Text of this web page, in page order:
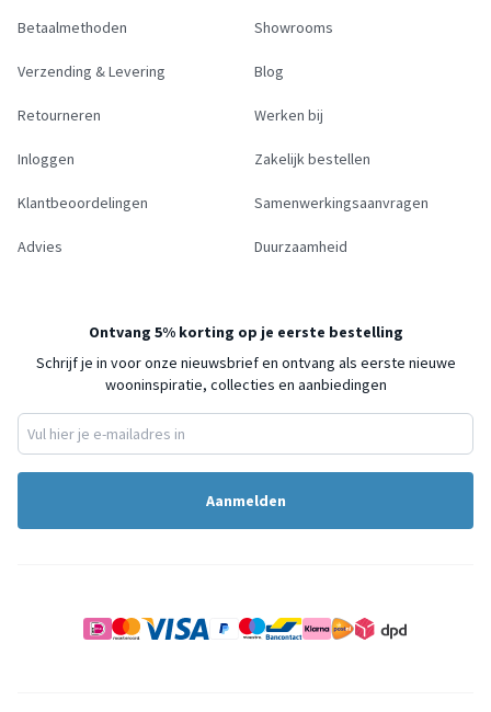
Betaalmethoden
Verzending & Levering
Retourneren
Inloggen
Klantbeoordelingen
Advies
Showrooms
Blog
Werken bij
Zakelijk bestellen
Samenwerkingsaanvragen
Duurzaamheid
Ontvang 5% korting op je eerste bestelling
Schrijf je in voor onze nieuwsbrief en ontvang als eerste nieuwe
wooninspiratie, collecties en aanbiedingen
Aanmelden